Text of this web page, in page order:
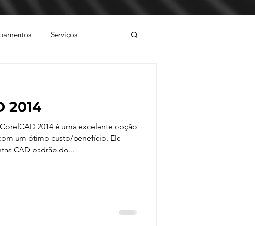
Serviços
Enscape
Viver de 3D Twinmotion
2014
2014 é uma excelente opção
um ótimo custo/benefício. Ele
CAD padrão do...